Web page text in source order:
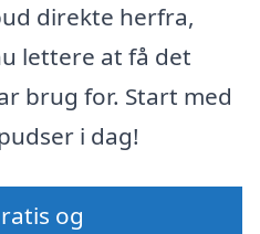
direkte herfra,
lettere at få det
brug for. Start med
i dag!
og